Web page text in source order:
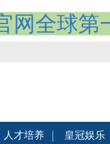
网全球第
人才培养
皇冠娱乐